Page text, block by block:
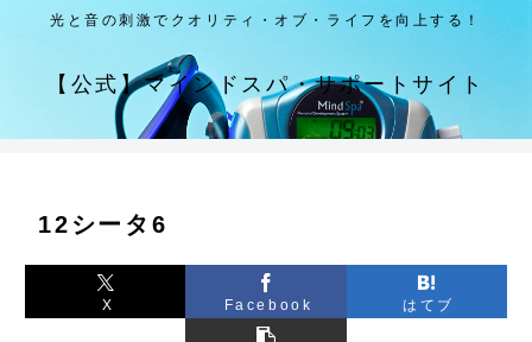
光と音の刺激でクオリティ・オブ・ライフを向上する！
【公式】マインドスパ・サポートサイト
12シータ6
X Facebook はてブ